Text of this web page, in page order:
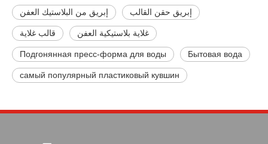
إبريق من البلاستيك العفن إبريق حقن القالب
قالب غلاية غلاية بلاستيكية العفن
Подгонянная пресс-форма для воды Бытовая вода
самый популярный пластиковый кувшин